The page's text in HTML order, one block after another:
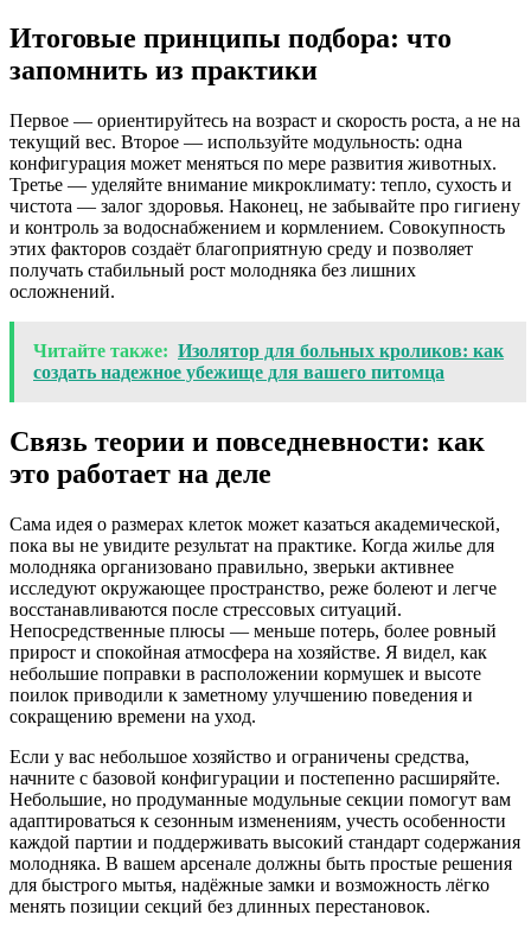
Итоговые принципы подбора: что
запомнить из практики
Первое — ориентируйтесь на возраст и скорость роста, а не на
текущий вес. Второе — используйте модульность: одна
конфигурация может меняться по мере развития животных.
Третье — уделяйте внимание микроклимату: тепло, сухость и
чистота — залог здоровья. Наконец, не забывайте про гигиену
и контроль за водоснабжением и кормлением. Совокупность
этих факторов создаёт благоприятную среду и позволяет
получать стабильный рост молодняка без лишних
осложнений.
Читайте также: Изолятор для больных кроликов: как
создать надежное убежище для вашего питомца
Связь теории и повседневности: как
это работает на деле
Сама идея о размерах клеток может казаться академической,
пока вы не увидите результат на практике. Когда жилье для
молодняка организовано правильно, зверьки активнее
исследуют окружающее пространство, реже болеют и легче
восстанавливаются после стрессовых ситуаций.
Непосредственные плюсы — меньше потерь, более ровный
прирост и спокойная атмосфера на хозяйстве. Я видел, как
небольшие поправки в расположении кормушек и высоте
поилок приводили к заметному улучшению поведения и
сокращению времени на уход.
Если у вас небольшое хозяйство и ограничены средства,
начните с базовой конфигурации и постепенно расширяйте.
Небольшие, но продуманные модульные секции помогут вам
адаптироваться к сезонным изменениям, учесть особенности
каждой партии и поддерживать высокий стандарт содержания
молодняка. В вашем арсенале должны быть простые решения
для быстрого мытья, надёжные замки и возможность лёгко
менять позиции секций без длинных перестановок.